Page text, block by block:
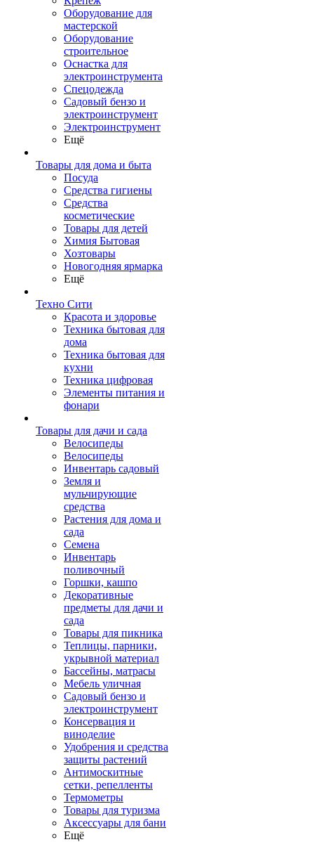
Оборудование для
мастерской
Оборудование
строительное
Оснастка для
электроинструмента
Спецодежда
Садовый бензо и
электроинструмент
Электроинструмент
Ещё
Товары для дома и быта
Посуда
Средства гигиены
Средства
косметические
Товары для детей
Химия Бытовая
Хозтовары
Новогодняя ярмарка
Ещё
Техно Сити
Красота и здоровье
Техника бытовая для
дома
Техника бытовая для
кухни
Техника цифровая
Элементы питания и
фонари
Товары для дачи и сада
Велосипеды
Велосипеды
Инвентарь садовый
Земля и
мульчирующие
средства
Растения для дома и
сада
Семена
Инвентарь
поливочный
Горшки, кашпо
Декоративные
предметы для дачи и
сада
Товары для пикника
Теплицы, парники,
укрывной материал
Бассейны, матрасы
Мебель уличная
Садовый бензо и
электроинструмент
Консервация и
виноделие
Удобрения и средства
защиты растений
Антимоскитные
сетки, репелленты
Термометры
Товары для туризма
Аксессуары для бани
Ещё